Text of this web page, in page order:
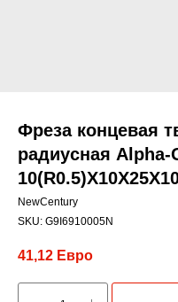
Фреза концевая
радиусная
NewCentury
SKU: G9I6910005N
41,12 Евро